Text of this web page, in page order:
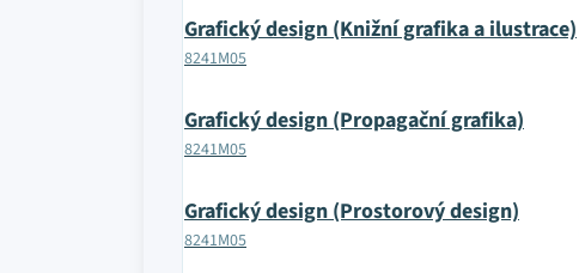
Grafický design (Knižní grafika a ilustrace)
8241M05
Grafický design (Propagační grafika)
8241M05
Grafický design (Prostorový design)
8241M05